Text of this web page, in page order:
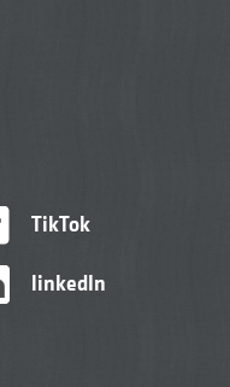
TikTok
linkedIn